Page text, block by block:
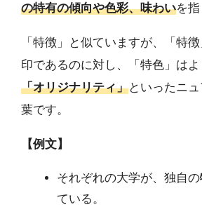
の特有の傾向や色彩、味わいを指
「特徴」と似ていますが、「特
印であるのに対し、「特色」はよ
「オリジナリティ」といったニ
葉です。
【例文】
それぞれの大学が、独自の
ている。